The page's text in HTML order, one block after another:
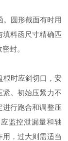
圆形截面有时用
填料函尺寸精确匹
封。
时应斜切口，安
紧。初始压紧力不
进行跑合和调整压
监控泄漏量和轴
，过大则需适当